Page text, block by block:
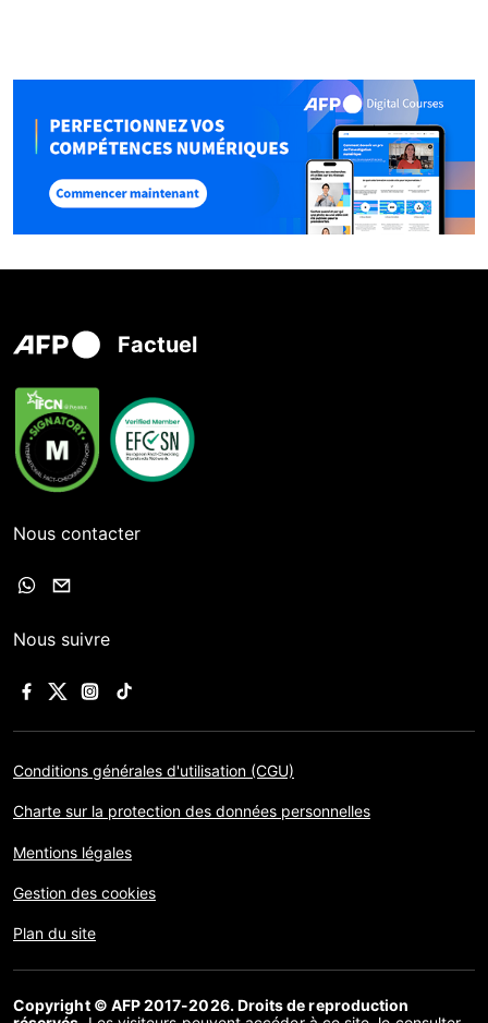
Factuel
Nous contacter
Nous suivre
Conditions générales d'utilisation (CGU)
Charte sur la protection des données personnelles
Mentions légales
Gestion des cookies
Plan du site
Copyright © AFP 2017-2026. Droits de reproduction